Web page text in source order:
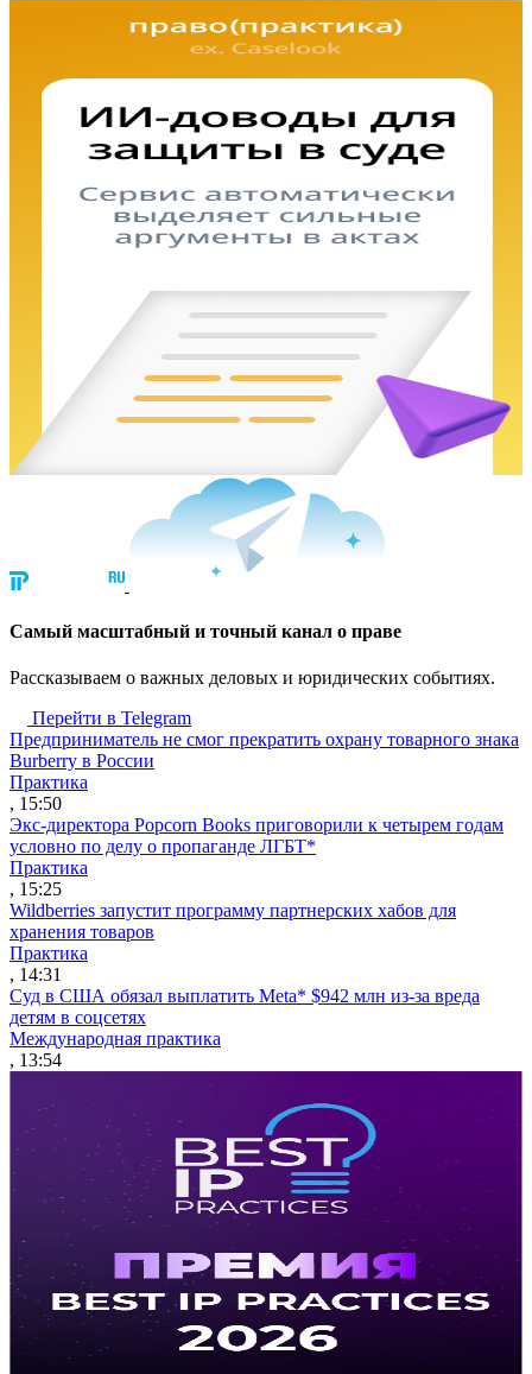
Cамый масштабный и точный канал о праве
Рассказываем о важных деловых и юридических событиях.
Перейти в Telegram
Предприниматель не смог прекратить охрану товарного знака
Burberry в России
Практика
, 15:50
Экс-директора Popcorn Books приговорили к четырем годам
условно по делу о пропаганде ЛГБТ*
Практика
, 15:25
Wildberries запустит программу партнерских хабов для
хранения товаров
Практика
, 14:31
Суд в США обязал выплатить Meta* $942 млн из-за вреда
детям в соцсетях
Международная практика
, 13:54